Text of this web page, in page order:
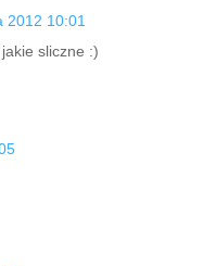
2012 10:01
sliczne :)